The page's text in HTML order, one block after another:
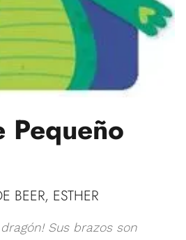
Pequeño
BEER, ESTHER
Sus brazos son